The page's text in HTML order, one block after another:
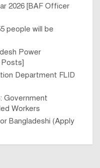
2026 [BAF Officer
people will be
Power
Department FLID
Government
Workers
Bangladeshi (Apply